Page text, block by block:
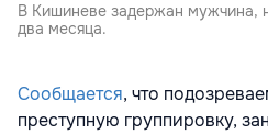
В Кишиневе задержан мужчина,
два месяца.
Сообщается, что п
преступную группировку,